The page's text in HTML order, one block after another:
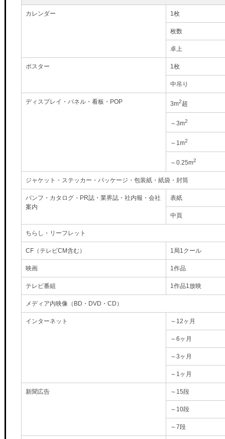
カレンダー 1枚
枚数
卓上
ポスター 1枚
中吊り
ディスプレイ・パネル・看板・POP 3m2超
～3m2
～1m2
～0.25m2
ジャケット・ステッカー・パッケージ・包装紙・紙袋・封筒
パンフ・カタログ・PR誌・業界誌・社内報・会社
案内
表紙
中頁
ちらし・リーフレット
CF（テレビCM含む） 1局1クール
映画 1作品
テレビ番組 1作品1放映
メディア内映像（BD・DVD・CD）
インターネット ～12ヶ月
～6ヶ月
～3ヶ月
～1ヶ月
新聞広告 ～15段
～10段
～7段